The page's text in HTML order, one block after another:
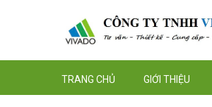
TRANG CHỦ GIỚI THIỆU